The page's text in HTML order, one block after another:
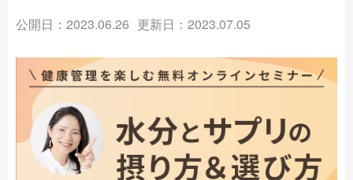
公開日：2023.06.26 更新日：2023.07.05